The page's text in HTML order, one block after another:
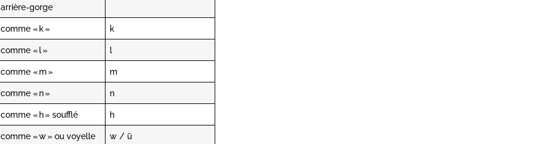
arrière-gorge
comme « k » k
comme « l » l
comme « m » m
comme « n » n
comme « h » soufflé h
comme « w » ou voyelle
w / ū